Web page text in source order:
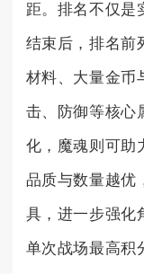
距。排名不仅是
结束后，排名前
材料、大量金币
击、防御等核心
化，魔魂则可助
品质与数量越优
具，进一步强化
单次战场最高积